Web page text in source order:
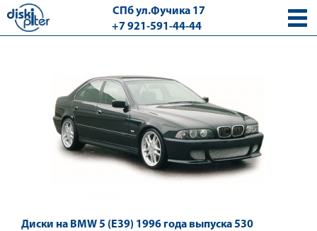
СПб ул.Фучика 17
+7 921-591-44-44
Диски на BMW 5 (E39) 1996 года выпуска 530